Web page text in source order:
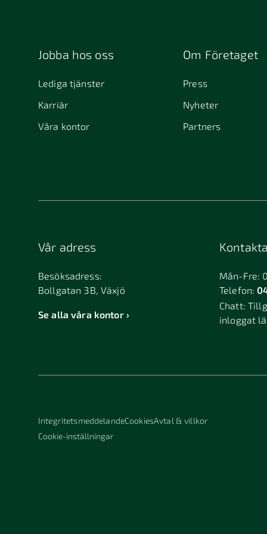
Jobba hos oss
Lediga tjänster
Karriär
Våra kontor
Om Företaget
Press
Nyheter
Partners
Vår adress
Besöksadress:
Bollgatan 3B, Växjö
Se alla våra kontor
Mån-Fre:
Telefon:
Chatt:
inloggat
IntegritetsmeddelandeCookiesAvtal & villkor
Cookie-inställningar